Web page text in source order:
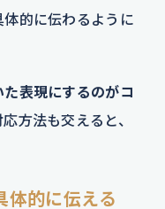
的に伝わるように
た表現にするのがコ
方法も交えると、
的に伝える